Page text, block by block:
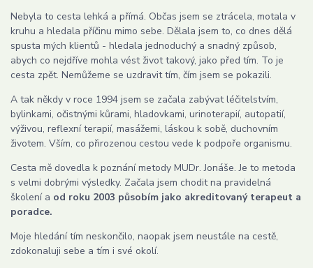
Nebyla to cesta lehká a přímá. Občas jsem se ztrácela, motala v
kruhu a hledala příčinu mimo sebe. Dělala jsem to, co dnes dělá
spusta mých klientů - hledala jednoduchý a snadný způsob,
abych co nejdříve mohla vést život takový, jako před tím. To je
cesta zpět. Nemůžeme se uzdravit tím, čím jsem se pokazili.
A tak někdy v roce 1994 jsem se začala zabývat léčitelstvím,
bylinkami, očistnými kůrami, hladovkami, urinoterapií, autopatií,
výživou, reflexní terapií, masážemi, láskou k sobě, duchovním
životem. Vším, co přirozenou cestou vede k podpoře organismu.
Cesta mě dovedla k poznání metody MUDr. Jonáše. Je to metoda
s velmi dobrými výsledky. Začala jsem chodit na pravidelná
školení a od roku 2003 působím jako akreditovaný terapeut a
poradce.
Moje hledání tím neskončilo, naopak jsem neustále na cestě,
zdokonaluji sebe a tím i své okolí.